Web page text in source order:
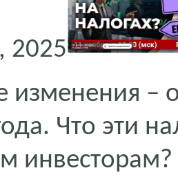
2025
изменения –
Что эти